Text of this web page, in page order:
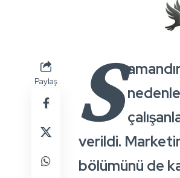
Paylaş S
verildi.
bölümünü de